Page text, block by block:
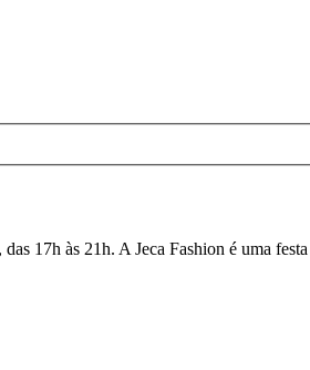
17h às 21h. A Jeca Fashion é uma